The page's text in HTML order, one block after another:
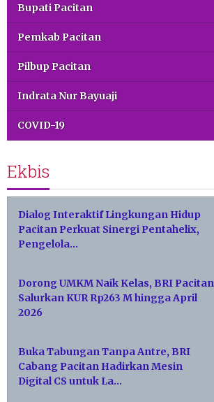
Bupati Pacitan
Pemkab Pacitan
Pilbup Pacitan
Indrata Nur Bayuaji
COVID-19
Ekbis
Dialog Interaktif Lingkungan Hidup
Pacitan Perkuat Sinergi Pentahelix,
Pengelola…
Dorong UMKM Naik Kelas, BRI Pacitan
Salurkan KUR Rp263 M hingga April
2026
Buka Tabungan Tanpa Antre, BRI
Cabang Pacitan Hadirkan Mesin
Digital CS untuk La…